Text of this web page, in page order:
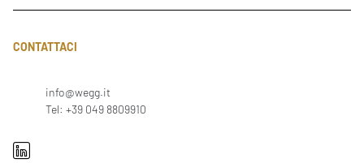
CONTATTACI
info@wegg.it
Tel: +39 049 8809910